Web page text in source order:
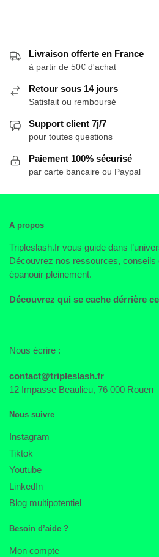
Livraison offerte en France
à partir de 50€ d'achat
Retour sous 14 jours
Satisfait ou remboursé
Support client 7j/7
pour toutes questions
Paiement 100% sécurisé
par carte bancaire ou Paypal
A propos
Tripleslash.fr vous guide dans
Découvrez nos ressources, conseils
épanouir pleinement.
Découvrez qui se cache dérrière
Nous écrire :
contact@tripleslash.fr
12 Impasse Beaulieu, 76 000 Rouen
Nous suivre
Instagram
Tiktok
Youtube
LinkedIn
Blog multipotentiel
Besoin d’aide ?
Mon compte